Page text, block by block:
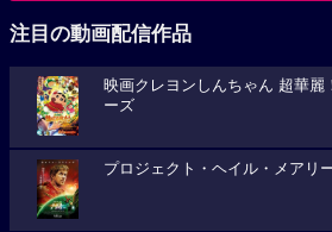
注目の動画配信作品
映画クレヨンしんちゃん 超華麗
ーズ
プロジェクト・ヘイル・メアリ